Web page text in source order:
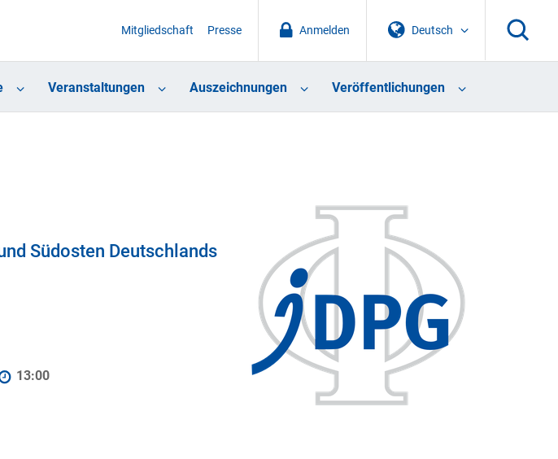
Deutsch
Anmelden
Mitgliedschaft Presse
Veranstaltungen Auszeichnungen Veröffentlichungen
Südosten Deutschlands
13:00